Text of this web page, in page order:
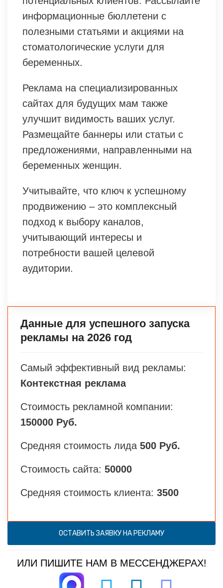
информационные бюллетени с
полезными статьями и акциями на
стоматологические услуги для
беременных.
Реклама на специализированных
сайтах для будущих мам также
улучшит видимость ваших услуг.
Размещайте баннеры или статьи с
предложениями, направленными на
беременных женщин.
Учитывайте, что ключ к успешному
продвижению – это комплексный
подход к выбору каналов,
учитывающий интересы и
потребности вашей целевой
аудитории.
Данные для успешного запуска
рекламы на 2026 год
Самый эффективный вид рекламы:
Контекстная реклама
Стоимость рекламной компании:
150000 Руб.
Средняя стоимость лида 500 Руб.
Стоимость сайта: 50000
Средняя стоимость клиента: 3500
ОСТАВИТЬ ЗАЯВКУ НА РЕКЛАМУ
ИЛИ ПИШИТЕ НАМ В МЕССЕНДЖЕРАХ!